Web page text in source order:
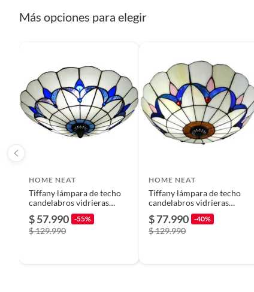
De uso personal.
Condicion del producto
Tipo Aplique
Cuenta con sensor No
Diámetro
Más opciones para elegir
HOME NEAT
Tiffany lámpara de techo
candelabros vidrieras
montaje empotrado 30cm
$ 57.990 -55%
$ 129.990
HOME NEAT
Tiffany lámpara de techo
candelabros vidrieras
30cm - Beige
$ 77.990 -40%
$ 129.990